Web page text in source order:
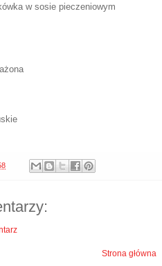
w sosie pieczeniowym
Strona główna